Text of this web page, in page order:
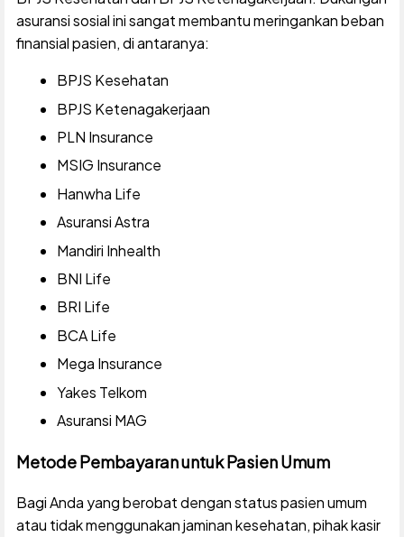
asuransi sosial ini sangat membantu meringankan beban
finansial pasien, di antaranya:
BPJS Kesehatan
BPJS Ketenagakerjaan
PLN Insurance
MSIG Insurance
Hanwha Life
Asuransi Astra
Mandiri Inhealth
BNI Life
BRI Life
BCA Life
Mega Insurance
Yakes Telkom
Asuransi MAG
Metode Pembayaran untuk Pasien Umum
Bagi Anda yang berobat dengan status pasien umum
atau tidak menggunakan jaminan kesehatan, pihak kasir